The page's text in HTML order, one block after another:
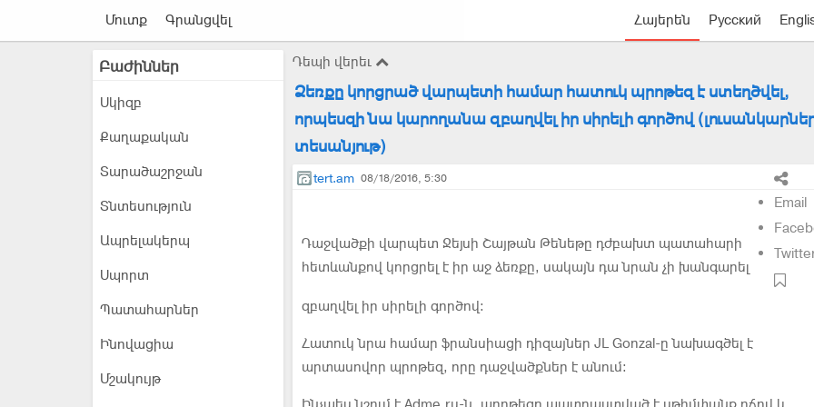
Մուտք Գրանցվել Հայերեն Русский
Բաժիններ
Սկիզբ
Քաղաքական
Տարածաշրջան
Տնտեսություն
Ապրելակերպ
Սպորտ
Պատահարներ
Ինովացիա
Մշակույթ
Դեպի վերեւ
Ձեռքը կորցրած վարպետի համար հատուկ պրոթեզ է ստեղծվել,
որպեսզի նա կարողանա զբաղվել իր սիրելի գործով
տեսանյութ)
tert.am 08/18/2016, 5:30
Email
Դաջվածքի վարպետ Ջեյսի Շայթան Թենեթը դժբախտ պատահարի
հետևանքով կորցրել է իր աջ ձեռքը, սակայն դա նրան չի խանգարել
զբաղվել իր սիրելի գործով:
Հատուկ նրա համար ֆրանսիացի դիզայներ JL Gonzal-ը նախագծել է
արտասովոր պրոթեզ, որը դաջվածքներ է անում: